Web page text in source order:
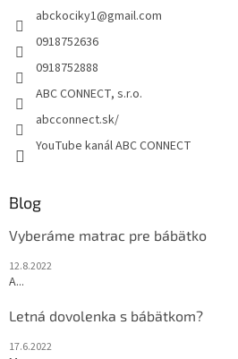
abckociky1@gmail.com
0918752636
0918752888
ABC CONNECT, s.r.o.
abcconnect.sk/
YouTube kanál ABC CONNECT
Blog
Vyberáme matrac pre bábätko
12.8.2022
A...
Letná dovolenka s bábätkom?
17.6.2022